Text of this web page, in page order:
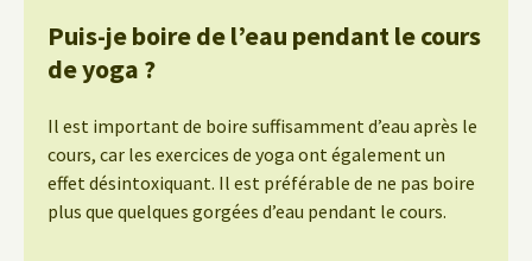
Puis-je boire de l’eau pendant le cours
de yoga ?
Il est important de boire suffisamment d’eau après le
cours, car les exercices de yoga ont également un
effet désintoxiquant. Il est préférable de ne pas boire
plus que quelques gorgées d’eau pendant le cours.